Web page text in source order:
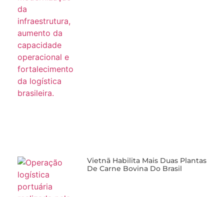
Vietnã Habilita Mais Duas Plantas
De Carne Bovina Do Brasil